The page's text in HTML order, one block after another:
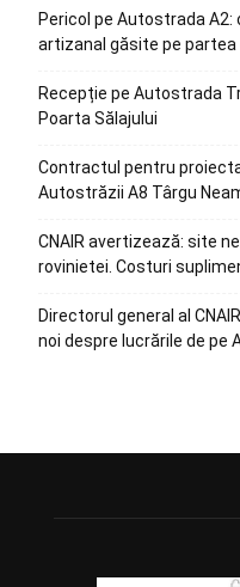
Pericol pe Autostrada
artizanal găsite pe partea
Recepție pe Autostrada
Poarta Sălajului
Contractul pentru
Autostrăzii A8 Târgu
CNAIR avertizează: site
rovinietei. Costuri
Directorul general al
noi despre lucrările de pe